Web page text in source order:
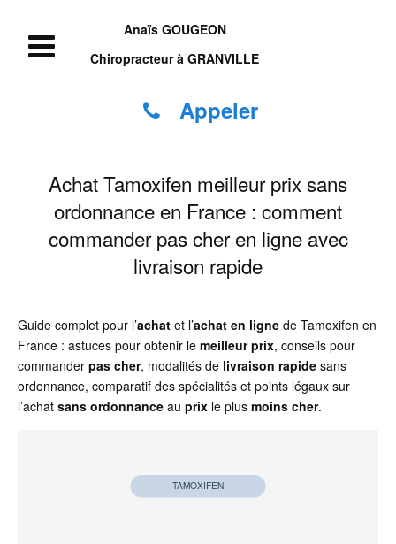
Anaïs GOUGEON
Chiropracteur à GRANVILLE
Appeler
Achat Tamoxifen meilleur prix sans
ordonnance en France : comment
commander pas cher en ligne avec
livraison rapide
Guide complet pour l’achat et l’achat en ligne de Tamoxifen en
France : astuces pour obtenir le meilleur prix, conseils pour
commander pas cher, modalités de livraison rapide sans
ordonnance, comparatif des spécialités et points légaux sur
l’achat sans ordonnance au prix le plus moins cher.
TAMOXIFEN